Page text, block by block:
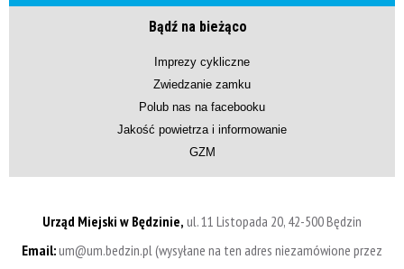
Bądź na bieżąco
Imprezy cykliczne
Zwiedzanie zamku
Polub nas na facebooku
Jakość powietrza i informowanie
GZM
Urząd Miejski w Będzinie, ul. 11 Listopada 20, 42-500 Będzin
Email:um@um.bedzin.pl (wysyłane na ten adres niezamówione przez